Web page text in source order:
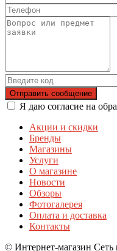
Отправить сообщение
Я даю согласие на
Акции и скидки
Бренды
Магазины
Услуги
О магазине
Новости
Обзоры
Фотогалерея
Оплата и доставка
Контакты
© Интернет-магазин Сеть